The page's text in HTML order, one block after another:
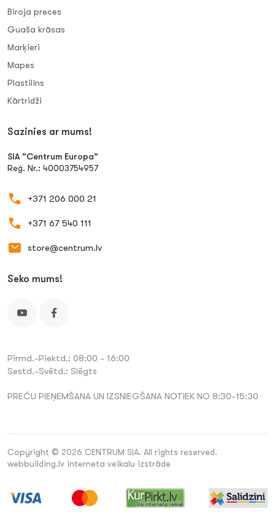
Biroja preces
Guaša krāsas
Marķieri
Mapes
Plastilīns
Kārtridži
Sazinies ar mums!
SIA "Centrum Europa"
Reģ. Nr.: 40003754957
+371 206 000 21
+371 67 540 111
store@centrum.lv
Seko mums!
Pirmd.-Piektd.: 08:00 - 16:00
Sestd.-Svētd.: Slēgts
PREČU PIEŅEMŠANA UN IZSNIEGŠANA NOTIEK NO 8:30-15:30
Copyright © 2026 CENTRUM SIA. All rights reserved.
webbuilding.lv interneta veikalu izstrāde